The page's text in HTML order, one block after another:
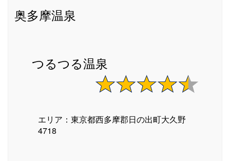
奥多摩温泉
つるつる温泉
エリア：東京都西多摩郡日の出町大久野
4718